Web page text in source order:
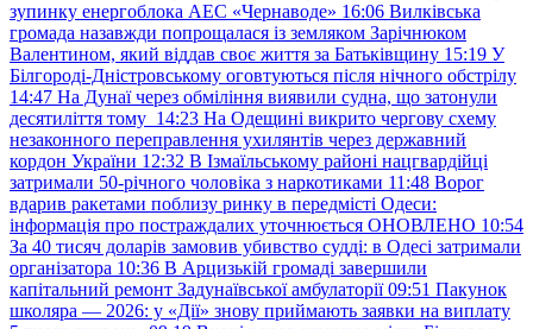
зупинку енергоблока АЕС «Чернаводе» 16:06 Вилківська
громада назавжди попрощалася із земляком Зарічнюком
Валентином, який віддав своє життя за Батьківщину 15:19 У
Білгороді-Дністровському оговтуються після нічного обстрілу
14:47 На Дунаї через обміління виявили судна, що затонули
десятиліття тому 14:23 На Одещині викрито чергову схему
незаконного переправлення ухилянтів через державний
кордон України 12:32 В Ізмаїльському районі нацгвардійці
затримали 50-річного чоловіка з наркотиками 11:48 Ворог
вдарив ракетами поблизу ринку в передмісті Одеси:
інформація про постраждалих уточнюється ОНОВЛЕНО 10:54
За 40 тисяч доларів замовив убивство судді: в Одесі затримали
організатора 10:36 В Арцизькій громаді завершили
капітальний ремонт Задунаївської амбулаторії 09:51 Пакунок
школяра — 2026: у «Дії» знову приймають заявки на виплату